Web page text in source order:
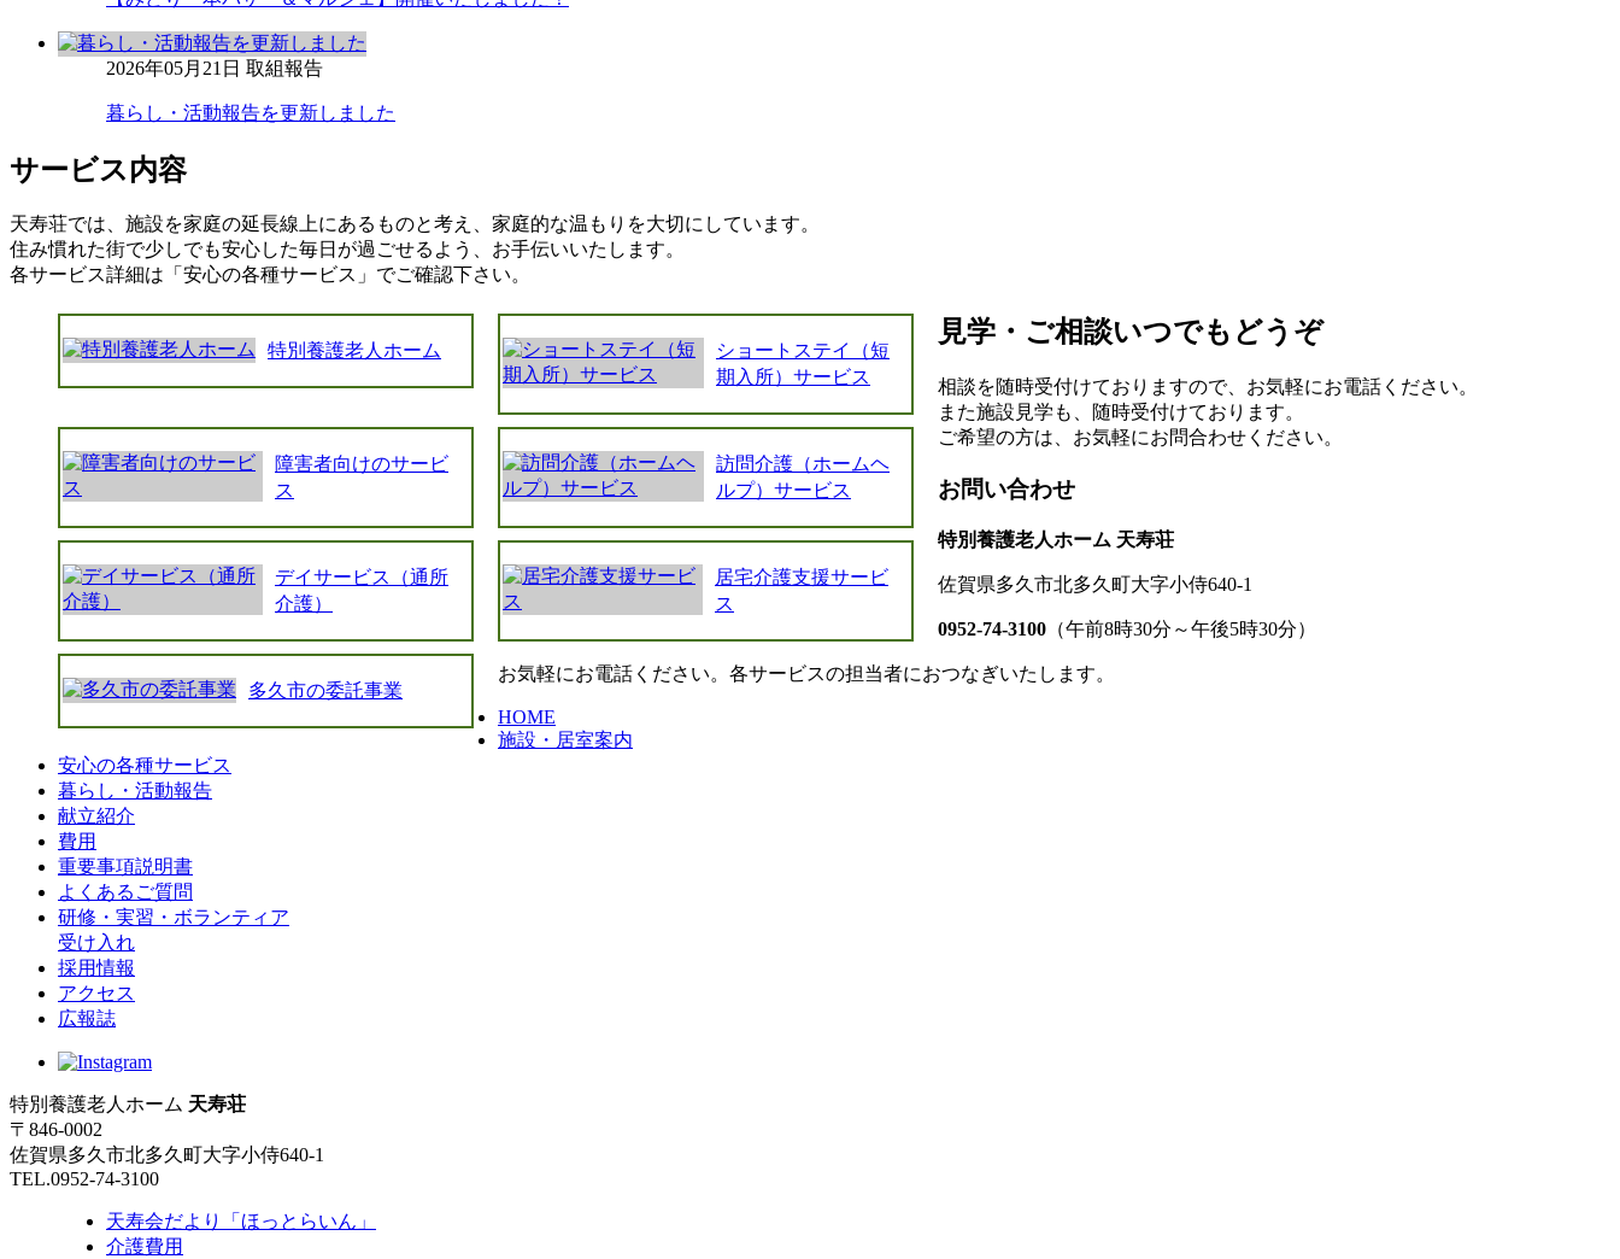
2026年05月21日 取組報告
暮らし・活動報告を更新しました
サービス内容
天寿荘では、施設を家庭の延長線上にあるものと考え、家庭的な温もりを大切にしています。
住み慣れた街で少しでも安心した毎日が過ごせるよう、お手伝いいたします。
各サービス詳細は「安心の各種サービス」でご確認下さい。
特別養護老人ホーム
ショートステイ（短
期入所）サービス
障害者向けのサービ
ス
訪問介護（ホームヘ
ルプ）サービス
デイサービス（通所
介護）
居宅介護支援サービ
ス
多久市の委託事業
見学・ご相談いつでもどうぞ
相談を随時受付けておりますので、お気軽にお電話ください。
また施設見学も、随時受付けております。
ご希望の方は、お気軽にお問合わせください。
お問い合わせ
特別養護老人ホーム 天寿荘
佐賀県多久市北多久町大字小侍640-1
0952-74-3100 （午前8時30分～午後5時30分）
お気軽にお電話ください。各サービスの担当者におつなぎいたします。
HOME
施設・居室案内
安心の各種サービス
暮らし・活動報告
献立紹介
費用
重要事項説明書
よくあるご質問
研修・実習・ボランティア
受け入れ
採用情報
アクセス
広報誌
特別養護老人ホーム 天寿荘
〒846-0002
佐賀県多久市北多久町大字小侍640-1
TEL.0952-74-3100
天寿会だより「ほっとらいん」
介護費用